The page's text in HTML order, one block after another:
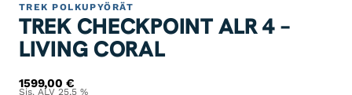
TREK POLKUPYÖRÄT
TREK CHECKPOINT ALR 4 –
LIVING CORAL
1599,00 €
Sis. ALV 25,5 %